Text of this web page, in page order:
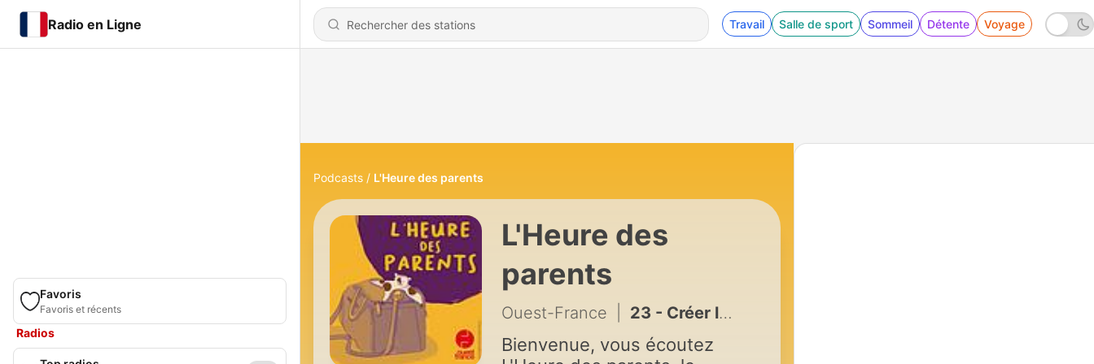
Radio en Ligne Travail Salle de sport Sommeil Détente Voyage
Favoris
Favoris et récents
Radios
Podcasts L'Heure des parents
L'Heure des
parents
Ouest-France 23 - Créer le lien avec son bébé : allaitement, portage et confiance parentale
Bienvenue, vous écoutez